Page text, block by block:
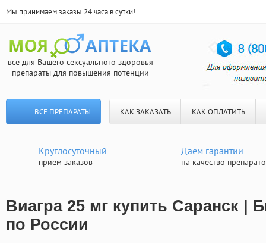
Мы принимаем заказы 24 часа в сутки!
все для Вашего сексуального здоровья
препараты для повышения потенции
ВСЕ ПРЕПАРАТЫ КАК ЗАКАЗАТЬ КАК ОПЛАТИТЬ
Круглосуточный
прием заказов
Даем гарантии
на качество
Виагра 25 мг купить Саранск |
по России